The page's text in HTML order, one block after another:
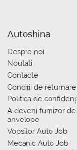
Autoshina
Despre noi
Noutati
Contacte
Condiții de returnare
Politica de
A deveni furnizor de
anvelope
Vopsitor Auto Job
Mecanic Auto Job